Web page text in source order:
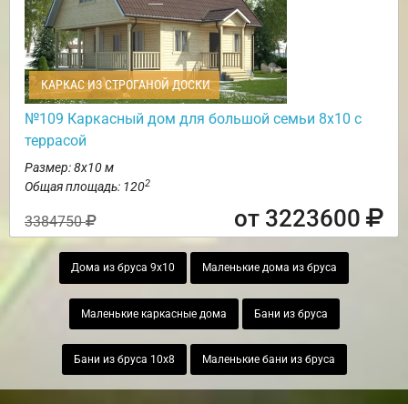
КАРКАС ИЗ СТРОГАНОЙ ДОСКИ
№109 Каркасный дом для большой семьи 8х10 с
террасой
Размер: 8х10 м
Общая площадь: 1202
3384750 от 3223600
Дома из бруса 9х10 Маленькие дома из бруса
Маленькие каркасные дома Бани из бруса
Бани из бруса 10х8 Маленькие бани из бруса